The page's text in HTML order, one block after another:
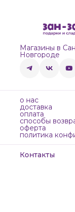
Магазины в
Новгороде
о нас
доставка
оплата
способы
оферта
политика
Контакты